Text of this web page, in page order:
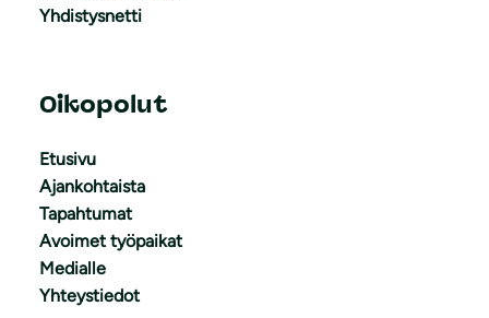
Yhdistysnetti
Oikopolut
Etusivu
Ajankohtaista
Tapahtumat
Avoimet työpaikat
Medialle
Yhteystiedot